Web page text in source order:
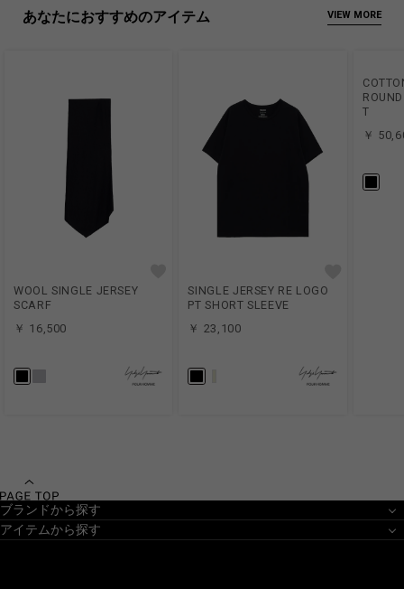
あなたにおすすめのアイテム VIEW MORE
WOOL SINGLE JERSEY
SCARF
￥ 16,500
SINGLE JERSEY RE LOGO
PT SHORT SLEEVE
￥ 23,100
T
￥
ブランドから探す
アイテムから探す